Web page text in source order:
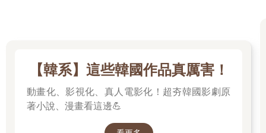
─金獨子：當然了！最後一話，我一定會花錢支持的！
此後作者便沒有再回訊息，看起來應該是從網站上登出了。
一陣莫名的空洞席捲而來。小說獲得成功，所以連訊息都不回就
麼啊？追根究柢也不是我寫的小說嘛。
【韓系】這些韓國作品真厲害！
動畫化、影視化、真人電影化！超夯韓國影劇原
著小說、漫畫看這邊💪